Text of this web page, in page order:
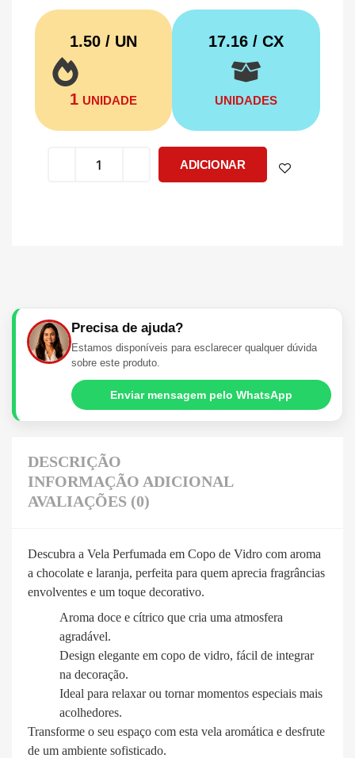
1.50 / UN
1 UNIDADE
17.16/ CX
UNIDADES
ADICIONAR
Precisa de ajuda?
Estamos disponíveis para esclarecer qualquer dúvida
sobre este produto.
Enviar mensagem pelo WhatsApp
DESCRIÇÃO
INFORMAÇÃO ADICIONAL
AVALIAÇÕES (0)
Descubra a Vela Perfumada em Copo de Vidro com aroma
a chocolate e laranja, perfeita para quem aprecia fragrâncias
envolventes e um toque decorativo.
Aroma doce e cítrico que cria uma atmosfera
agradável.
Design elegante em copo de vidro, fácil de integrar
na decoração.
Ideal para relaxar ou tornar momentos especiais mais
acolhedores.
Transforme o seu espaço com esta vela aromática e desfrute
de um ambiente sofisticado.